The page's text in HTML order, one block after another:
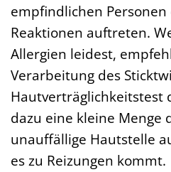
empfindlichen
Reaktionen auftreten.
Allergien leidest,
Verarbeitung des
Hautverträglichkeitstest
dazu eine kleine Menge
unauffällige Hautstelle
es zu Reizungen kommt.